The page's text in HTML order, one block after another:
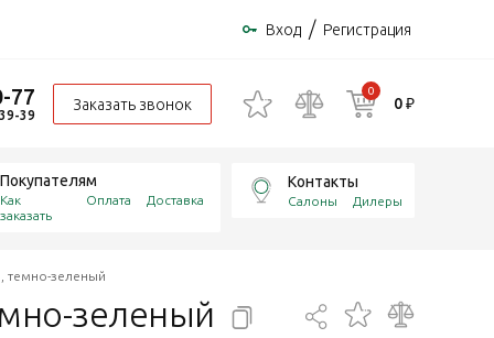
Вход / Регистрация
77
39
Заказать звонок
0
0 ₽
Покупателям
Как
заказать
Оплата Доставка
Контакты
Салоны Дилеры
темно-зеленый
зеленый